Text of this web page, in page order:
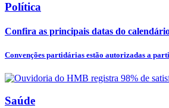
Política
Confira as principais datas do
Convenções partidárias estão autorizadas a
Saúde